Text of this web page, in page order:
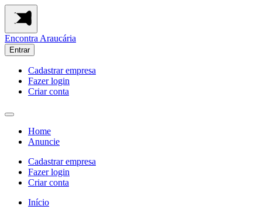
Encontra Araucária
Entrar
Cadastrar empresa
Fazer login
Criar conta
Home
Anuncie
Cadastrar empresa
Fazer login
Criar conta
Início